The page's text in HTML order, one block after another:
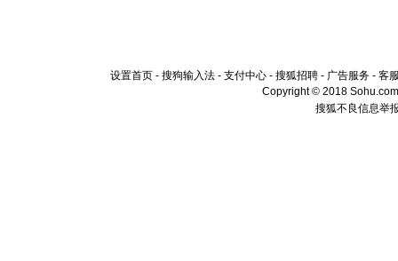
设置首页 - 搜狗输入法 - 支付中心 - 搜狐招聘 - 广告服务 - 客
Copyright © 2018
搜狐不良信息举